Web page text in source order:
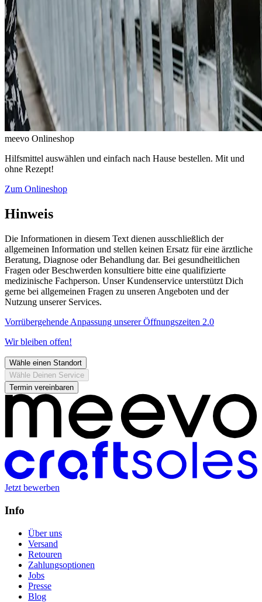
meevo Onlineshop
Hilfsmittel auswählen und einfach nach Hause bestellen. Mit und
ohne Rezept!
Zum Onlineshop
Hinweis
Die Informationen in diesem Text dienen ausschließlich der
allgemeinen Information und stellen keinen Ersatz für eine ärztliche
Beratung, Diagnose oder Behandlung dar. Bei gesundheitlichen
Fragen oder Beschwerden konsultiere bitte eine qualifizierte
medizinische Fachperson. Unser Kundenservice unterstützt Dich
gerne bei allgemeinen Fragen zu unseren Angeboten und der
Nutzung unserer Services.
Vorrübergehende Anpassung unserer Öffnungszeiten 2.0
Wir bleiben offen!
Wähle einen Standort
Wähle Deinen Service
Termin vereinbaren
Jetzt bewerben
Info
Über uns
Versand
Retouren
Zahlungsoptionen
Jobs
Presse
Blog